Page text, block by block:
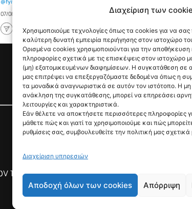
Διαχείριση των
Χρησιμοποιούμε τεχνολογίες όπως τα cookies για να
καλύτερη δυνατή εμπειρία περιήγησης στον ιστοχώρο
Ορισμένα cookies χρησιμοποιούνται για την
πληροφορίες σχετικά με τις επισκέψεις στον ιστοχώρο
(μη) εξατομικευμένων διαφημίσεων. Η συγκατάθεση σε
μας επιτρέψει να επεξεργαζόμαστε δεδομένα όπως η
τα μοναδικά αναγνωριστικά σε αυτόν τον ιστότοπο. Η
ανάκληση της συγκατάθεσης, μπορεί να επηρεάσει
λειτουργίες και χαρακτηριστικά.
Εάν θέλετε να αποκτήσετε περισσότερες πληροφορίες
μάθετε πώς και γιατί τα χρησιμοποιούμε και πώς
ρυθμίσεις σας, συμβουλευθείτε την πολιτική μας
Διαχείριση υπηρεσιών
Αποδοχή όλων των cookies Απόρριψη
Check This!
Γιατί Υπάρχουμε
@fyinews team
07/08/2026
πιο